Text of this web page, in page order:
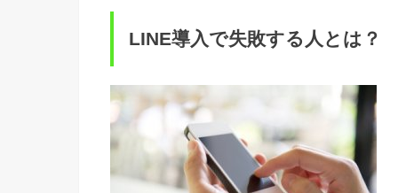
LINE導入で失敗する人とは？